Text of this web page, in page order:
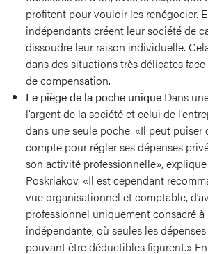
profitent pour vouloir les renégocier.
indépendants créent leur société de
dissoudre leur raison individuelle.
dans des situations très délicates
de compensation.
Le piège de la poche unique Dans
l’argent de la société et celui de
dans une seule poche. «Il peut puiser
compte pour régler ses dépenses
son activité professionnelle»,
Poskriakov. «Il est cependant
vue organisationnel et comptable,
professionnel uniquement consacré à
indépendante, où seules les
pouvant être déductibles figurent.»